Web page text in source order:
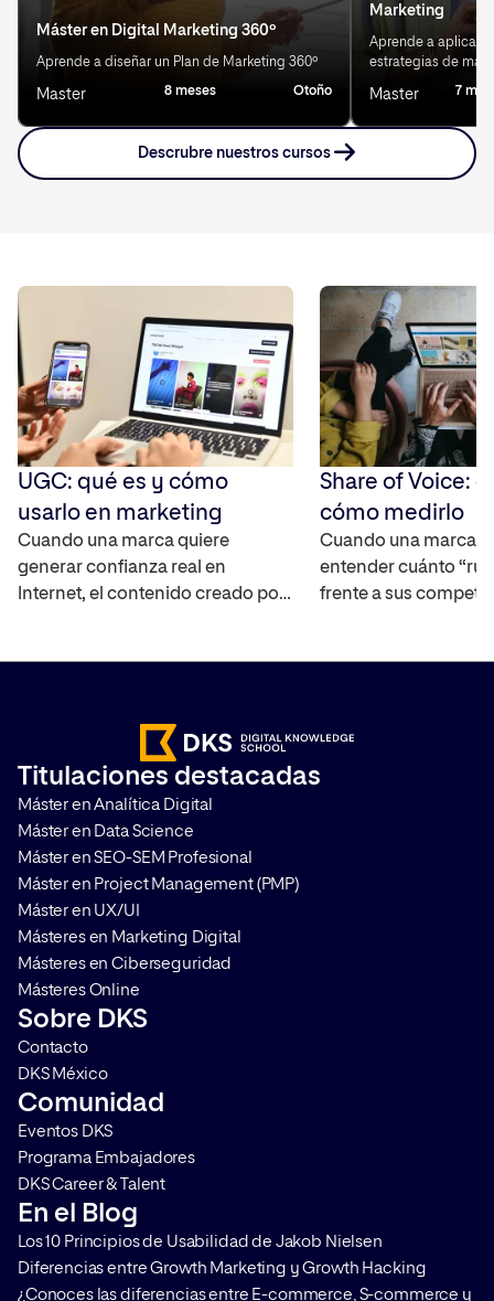
Máster en Digital Marketing 360º
Aprende a diseñar un Plan de Marketing 360º
Master 8 meses Otoño
Marketing
Aprende a aplicar
estrategias de
Master 7
Descrubre nuestros cursos
UGC: qué es y cómo
usarlo en marketing
Cuando una marca quiere
generar confianza real en
Internet, el contenido creado por
ayuda a construir credibilidad y
acelera el proceso en la toma de
decisiones de compra. Te
contamos en qué consiste y […]
Share of Voice:
cómo medirlo
Cuando una marca
entender cuánto
frente a sus
Titulaciones destacadas
Máster en Analítica Digital
Máster en Data Science
Máster en SEO-SEM Profesional
Máster en Project Management (PMP)
Máster en UX/UI
Másteres en Marketing Digital
Másteres en Ciberseguridad
Másteres Online
Sobre DKS
Contacto
DKS México
Comunidad
Eventos DKS
Programa Embajadores
DKS Career & Talent
En el Blog
Los 10 Principios de Usabilidad de Jakob Nielsen
Diferencias entre Growth Marketing y Growth Hacking
¿Conoces las diferencias entre E-commerce, S-commerce y